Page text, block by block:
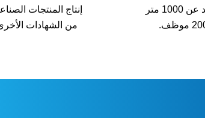
مربع، وقاعدة بحث وتطوير تزيد عن 1000 متر
إنتاج المنتجات
من الشهادات